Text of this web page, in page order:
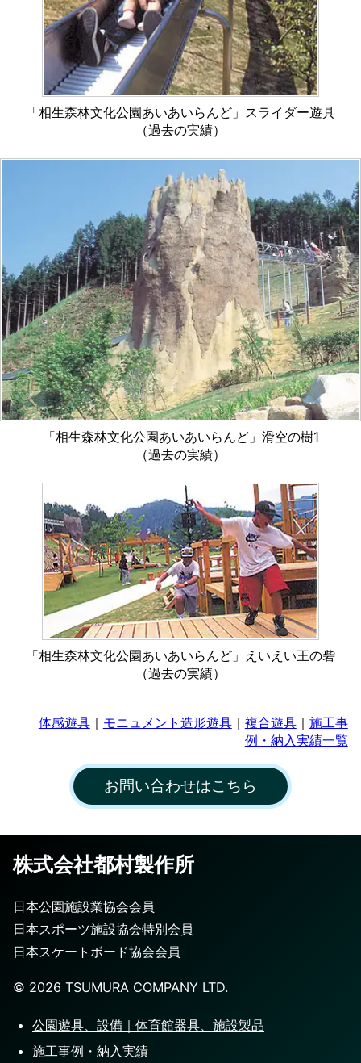
「相生森林文化公園あいあいらんど」スライダー遊具
（過去の実績）
「相生森林文化公園あいあいらんど」滑空の樹1
（過去の実績）
「相生森林文化公園あいあいらんど」えいえい王の砦
（過去の実績）
体感遊具｜ モニュメント造形遊具｜ 複合遊具｜ 施工事
例・納入実績一覧
お問い合わせはこちら
株式会社都村製作所
日本公園施設業協会会員
日本スポーツ施設協会特別会員
日本スケートボード協会会員
©️ 2026 TSUMURA COMPANY LTD.
公園遊具、設備｜体育館器具、施設製品
施工事例・納入実績